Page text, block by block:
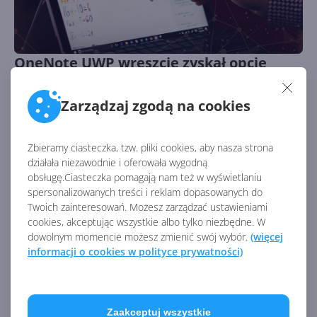
Zarządzaj zgodą na cookies
Zbieramy ciasteczka, tzw. pliki cookies, aby nasza strona
działała niezawodnie i oferowała wygodną
obsługę.Ciasteczka pomagają nam też w wyświetlaniu
spersonalizowanych treści i reklam dopasowanych do
Twoich zainteresowań. Możesz zarządzać ustawieniami
cookies, akceptując wszystkie albo tylko niezbędne. W
dowolnym momencie możesz zmienić swój wybór. (więcej
informacji o cookies w polityce prywatności)
Zaakceptuj wszystkie
OneNote UWP wreszcie zyskał opcję
chmurą
Autor:Wojciech BłachnoOpublikowano: 24.04.2019, 09:44
Liczba odsłon:
Kolejna nowa opcja, która spodoba się maniakom
klasycznego OneNote